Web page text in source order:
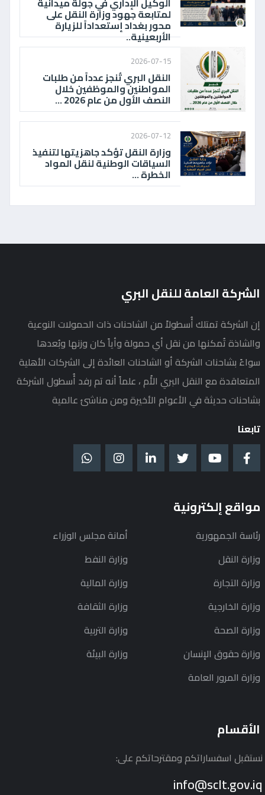
لمتابعة جهود وزارة النقل على
محور بغداد إستعداداً للزيارة
الأربعينية..
2026-07-15
النقل البري تُنجز عدداً من طلبات
المواطنين والموظفين خلال
النصف الأول من عام 2026 ...
2026-07-12
وزارة النقل تؤكد جاهزيتها لتنفيذ
السياقات الوطنية لنقل المواد
الخطرة ...
الشركة العامة للنقل البري
إن الشركة تمتلك أُسطولاً من الشاحنات ذات الحمولات النوعية
والشاذة تُمكنها من نقل أي حمولة وأياً كان وزنها وبُعدها
سواءً بشاحنات الشركة أو الشاحنات العائدة إلى الشركات الأهلية
المتعاقدة مع النقل البري الأُم ، علماً أنه تم رفد أُسطول الشركة
بشاحنات حديثة في الأعوام الأخيرة ومن مناشئ عالمية
تابعنا
مواقع إلكترونية
رئاسة الجمهورية
أمانة مجلس الوزراء
وزارة النقل
وزارة النفط
وزارة التجارة
وزارة المالية
وزارة الخارجية
وزارة الثقافة
وزارة الصحة
وزارة التربية
وزارة حقوق الإنسان
وزارة البيئة
وزارة المرور العامة
الأقسام
نستقبل اسفساراتكم ومقترحاتكم على:
info@sclt.gov.iq